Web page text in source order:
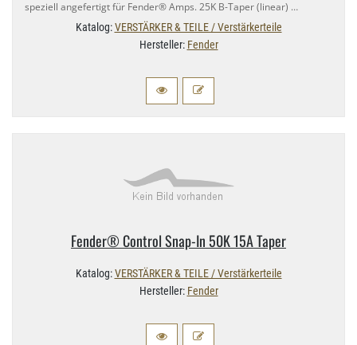
speziell angefertigt für Fender® Amps. 25K B-​Taper (linear) …
Katalog:VERSTÄRKER & TEILE / Verstärkerteile
Hersteller: Fender
Fender® Control Snap-​In 50K 15A Taper
Katalog:VERSTÄRKER & TEILE / Verstärkerteile
Hersteller: Fender